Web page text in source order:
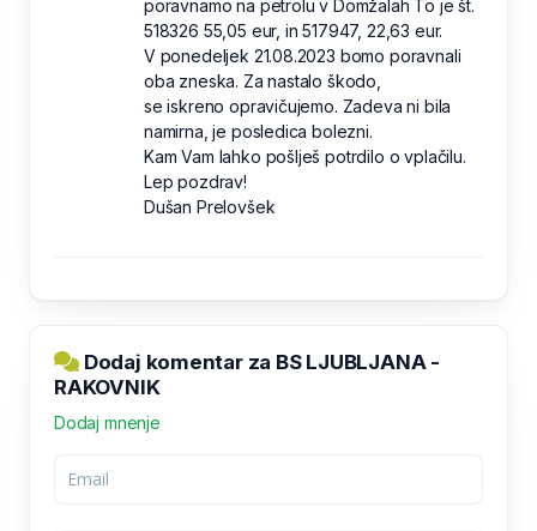
poravnamo na petrolu v Domžalah To je št.
518326 55,05 eur, in 517947, 22,63 eur.
V ponedeljek 21.08.2023 bomo poravnali
oba zneska. Za nastalo škodo,
se iskreno opravičujemo. Zadeva ni bila
namirna, je posledica bolezni.
Kam Vam lahko pošlješ potrdilo o vplačilu.
Lep pozdrav!
Dušan Prelovšek
Dodaj komentar za BS LJUBLJANA -
RAKOVNIK
Dodaj mnenje